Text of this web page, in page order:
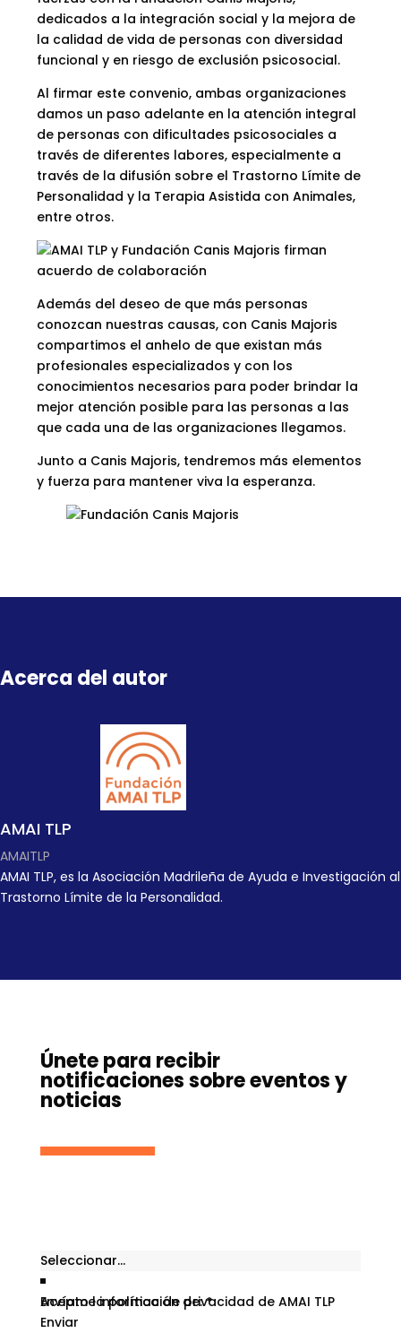
dedicados a la integración social y la mejora de
la calidad de vida de personas con diversidad
funcional y en riesgo de exclusión psicosocial.
Al firmar este convenio, ambas organizaciones
damos un paso adelante en la atención integral
de personas con dificultades psicosociales a
través de diferentes labores, especialmente a
través de la difusión sobre el Trastorno Límite de
Personalidad y la Terapia Asistida con Animales,
entre otros.
Además del deseo de que más personas
conozcan nuestras causas, con Canis Majoris
compartimos el anhelo de que existan más
profesionales especializados y con los
conocimientos necesarios para poder brindar la
mejor atención posible para las personas a las
que cada una de las organizaciones llegamos.
Junto a Canis Majoris, tendremos más elementos
y fuerza para mantener viva la esperanza.
Acerca del autor
AMAI TLP
AMAITLP
AMAI TLP, es la Asociación Madrileña de Ayuda e Investigación al
Trastorno Límite de la Personalidad.
Únete para recibir
notificaciones sobre eventos y
noticias
Nombre *
Envíame información de: *
Acepto la política de privacidad de AMAI TLP
Enviar